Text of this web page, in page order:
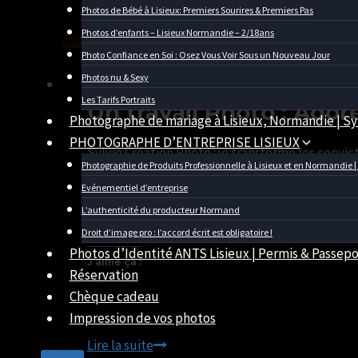
Photos de Bébé à Lisieux: Premiers Sourires & Premiers Pas
Photos d’enfants – Lisieux Normandie – 2/18ans
Photo Confiance en Soi : Osez Vous Voir Sous un Nouveau Jour
Photos nu & Sexy
Les Tarifs Portraits
Photographe de mariage à Lisieux, Normandie |
PHOTOGRAPHE D’ENTREPRISE LISIEUX
Photographie de Produits Professionnelle à Lisieux et en Normandie
Evénementiel d’entreprise
L’authenticité du producteur Normand
Droit d’image pro : l’accord écrit est obligatoire !
Photos d’Identité ANTS Lisieux | Permis &
Réservation
Chèque cadeau
Impression de vos photos
actualité|Entreprise
Un travail Photo :
ParSYLVIE
CHATELAIS
16/02/202613/05/2026
Sylvie Création Photo : je transforme les
Partager :
WhatsApp
J’aime ça :
Lire la suiteUn